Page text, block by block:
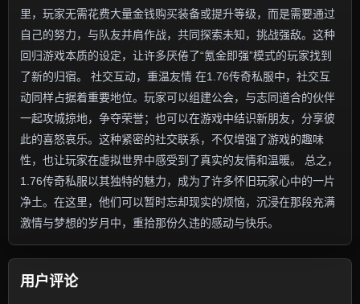
里，玩家无需花费大量金钱购买装备或提升等级，而是需要通过
自己的努力，与队友并肩作战，共同探索未知，挑战强敌。这种
回归游戏本质的设定，让许多厌倦了“氪金即强”模式的玩家找到
了新的归宿。 社交互动，重温友情 在1.76传奇私服中，社交互
动同样占据着重要地位。玩家可以组建公会，与志同道合的伙伴
一起攻城掠地，争夺荣誉；也可以在游戏中结识新朋友，分享彼
此的喜怒哀乐。这种紧密的社交联系，不仅增强了游戏的趣味
性，也让玩家在虚拟世界中感受到了真实的友情和温暖。 总之，
1.76传奇私服以其独特的魅力，成为了许多怀旧玩家心中的一片
净土。在这里，他们可以暂时忘却现实的烦恼，沉浸在那段充满
激情与梦想的岁月中，重拾那份久违的感动与快乐。
用户评论